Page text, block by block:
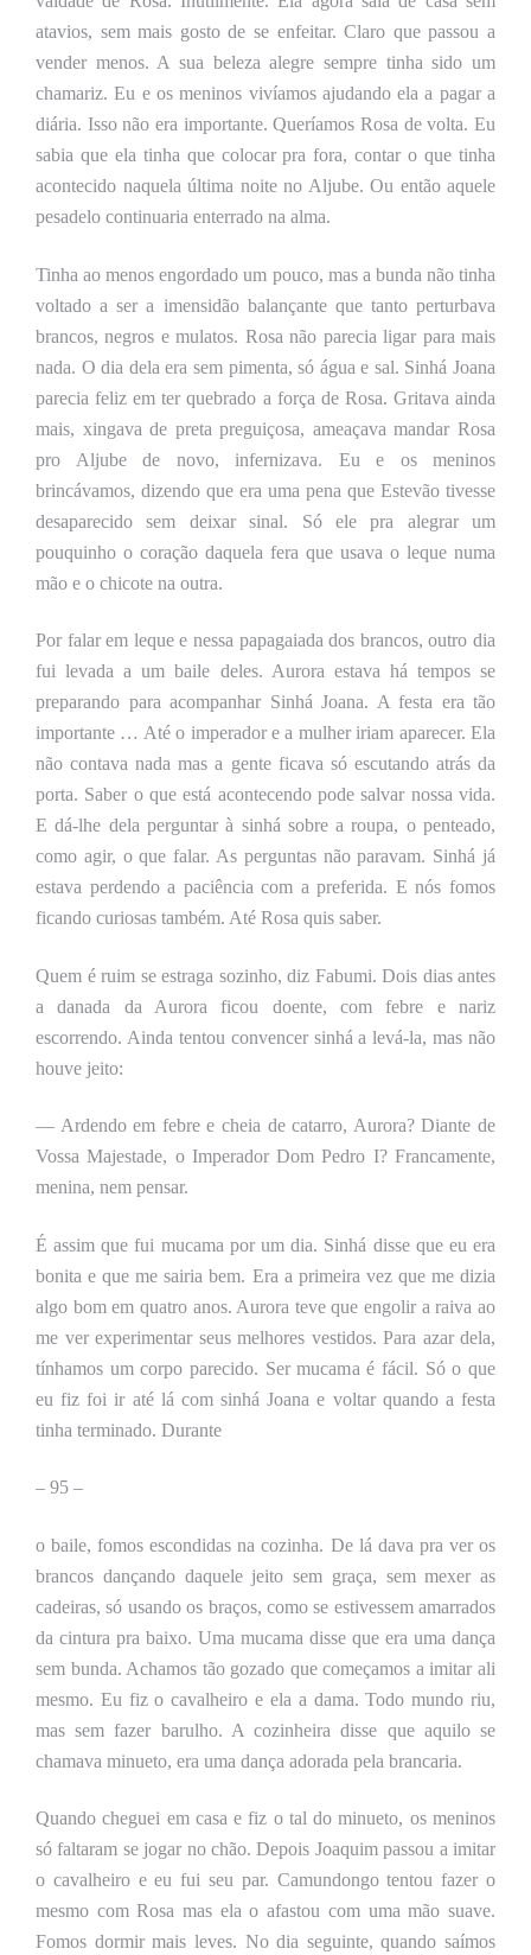
atavios, sem mais gosto de se enfeitar. Claro que passou a
vender menos. A sua beleza alegre sempre tinha sido um
chamariz. Eu e os meninos vivíamos ajudando ela a pagar a
diária. Isso não era importante. Queríamos Rosa de volta. Eu
sabia que ela tinha que colocar pra fora, contar o que tinha
acontecido naquela última noite no Aljube. Ou então aquele
pesadelo continuaria enterrado na alma.
Tinha ao menos engordado um pouco, mas a bunda não tinha
voltado a sera imensidão balançante que tanto perturbava
brancos, negros e mulatos. Rosa não parecia ligar para mais
nada. O dia dela era sem pimenta, só água e sal. Sinhá Joana
parecia feliz em ter quebrado a força de Rosa. Gritava ainda
mais, xingava de preta preguiçosa, ameaçava mandar Rosa
pro Aljube de novo, infernizava. Eu e os meninos
brincávamos, dizendo que era uma pena que Estevão tivesse
desaparecido sem deixar sinal. Só ele pra alegrar um
pouquinho o coração daquela fera que usava o leque numa
mão e o chicote na outra.
Por falar em leque e nessa papagaiada dos brancos, outro dia
fui levada a um baile deles. Aurora estava há tempos se
preparando para acompanhar Sinhá Joana. A festa era tão
importante … Até o imperador e a mulher iriam aparecer. Ela
não contava nada mas a gente ficava só escutando atrás da
porta. Saber o que está acontecendo pode salvar nossa vida.
E dá-lhe dela perguntar à sinhá sobre a roupa, o penteado,
como agir, o que falar. As perguntas nãoparavam. Sinhá já
estava perdendo a paciência com a preferida. E nós fomos
ficando curiosas também. Até Rosa quis saber.
Quem é ruim se estraga sozinho, diz Fabumi. Dois dias antes
a danada da Aurora ficou doente, com febre e nariz
escorrendo. Ainda tentou convencer sinhá a levá-la, mas não
houve jeito:
— Ardendo em febre e cheia de catarro, Aurora? Diante de
Vossa Majestade, o Imperador Dom Pedro I? Francamente,
menina, nem pensar.
É assim que fui mucama por um dia. Sinhá disse que eu era
bonita e que me sairia bem. Era a primeira vez que me dizia
algo bom em quatro anos. Aurora teve que engolir a raiva ao
me ver experimentar seus melhores vestidos. Para azar dela,
tínhamos um corpo parecido. Ser mucama é fácil. Só o que
eu fiz foi ir até lá com sinhá Joana e voltar quando a festa
tinha terminado. Durante
– 95 –
o baile, fomos escondidas na cozinha. De lá dava pra ver os
brancos dançando daquele jeito sem graça, sem mexer as
cadeiras, só usando os braços, como se estivessem amarrados
da cintura pra baixo. Uma mucama disse que era uma dança
sem bunda. Achamos tão gozado que começamos a imitar ali
mesmo. Eu fiz o cavalheiro e ela a dama. Todo mundo riu,
mas sem fazer barulho. A cozinheira disse que aquilo se
chamava minueto, era uma dança adorada pela brancaria.
Quando cheguei em casa e fiz o tal do minueto, os meninos
só faltaram se jogar no chão. Depois Joaquim passou a imitar
o cavalheiro e eu fui seu par. Camundongo tentou fazer o
mesmo com Rosa mas ela o afastou com uma mão suave.
Fomos dormir mais leves. No dia seguinte, quando saímos